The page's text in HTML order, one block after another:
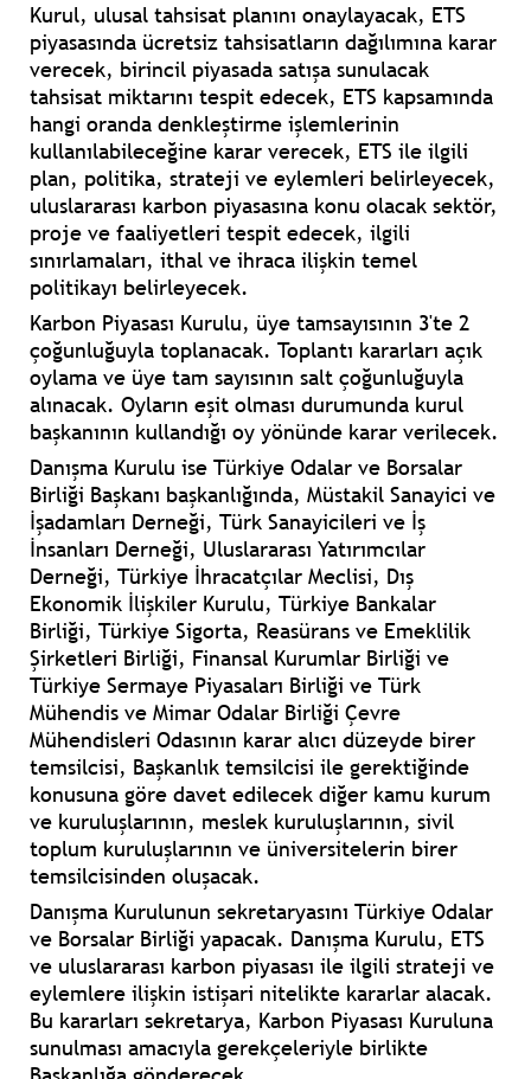
Kurul, ulusal tahsisat planını onaylayacak, ETS
piyasasında ücretsiz tahsisatların dağılımına karar
verecek, birincil piyasada satışa sunulacak
tahsisat miktarını tespit edecek, ETS kapsamında
hangi oranda denkleştirme işlemlerinin
kullanılabileceğine karar verecek, ETS ile ilgili
plan, politika, strateji ve eylemleri belirleyecek,
uluslararası karbon piyasasına konu olacak sektör,
proje ve faaliyetleri tespit edecek, ilgili
sınırlamaları, ithal ve ihraca ilişkin temel
politikayı belirleyecek.
Karbon Piyasası Kurulu, üye tamsayısının 3'te 2
çoğunluğuyla toplanacak. Toplantı kararları açık
oylama ve üye tam sayısının salt çoğunluğuyla
alınacak. Oyların eşit olması durumunda kurul
başkanının kullandığı oy yönünde karar verilecek.
Danışma Kurulu ise Türkiye Odalar ve Borsalar
Birliği Başkanı başkanlığında, Müstakil Sanayici ve
İşadamları Derneği, Türk Sanayicileri ve İş
İnsanları Derneği, Uluslararası Yatırımcılar
Derneği, Türkiye İhracatçılar Meclisi, Dış
Ekonomik İlişkiler Kurulu, Türkiye Bankalar
Birliği, Türkiye Sigorta, Reasürans ve Emeklilik
Şirketleri Birliği, Finansal Kurumlar Birliği ve
Türkiye Sermaye Piyasaları Birliği ve Türk
Mühendis ve Mimar Odalar Birliği Çevre
Mühendisleri Odasının karar alıcı düzeyde birer
temsilcisi, Başkanlık temsilcisi ile gerektiğinde
konusuna göre davet edilecek diğer kamu kurum
ve kuruluşlarının, meslek kuruluşlarının, sivil
toplum kuruluşlarının ve üniversitelerin birer
temsilcisinden oluşacak.
Danışma Kurulunun sekretaryasını Türkiye Odalar
ve Borsalar Birliği yapacak. Danışma Kurulu, ETS
ve uluslararası karbon piyasası ile ilgili strateji ve
eylemlere ilişkin istişari nitelikte kararlar alacak.
Bu kararları sekretarya, Karbon Piyasası Kuruluna
sunulması amacıyla gerekçeleriyle birlikte